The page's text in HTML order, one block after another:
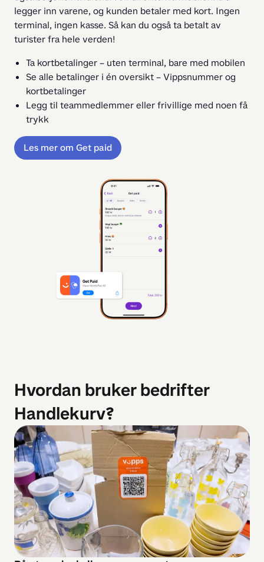
legger inn varene, og kunden betaler med kort. Ingen
terminal, ingen kasse. Så kan du også ta betalt av
turister fra hele verden!
Ta kortbetalinger – uten terminal, bare med mobilen
Se alle betalinger i én oversikt – Vippsnummer og
kortbetalinger
Legg til teammedlemmer eller frivillige med noen få
trykk
Les mer om Get paid
Hvordan bruker bedrifter
Handlekurv?